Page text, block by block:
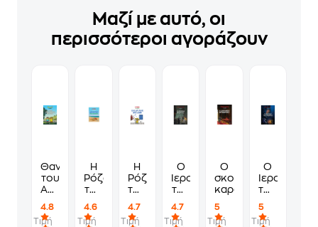
Μαζί με αυτό, οι
περισσότεροι αγοράζουν
Θανασάκης
του
Αρκά
Ο
φίλος
4.8
Τιμή
Η
Ρόζα
του
-
Διακοπέθ.
4.6
Τιμή
Η
Ρόζα
του
Έλα
να
4.7
Τιμή
Ο
Ιεροεξεταστής
του
5 :
Ο
4.7
Τιμή
Ο
σκοτεινός
καρδινάλιος
5
Τιμή
Ο
του
10.
Ο
5
Τιμή